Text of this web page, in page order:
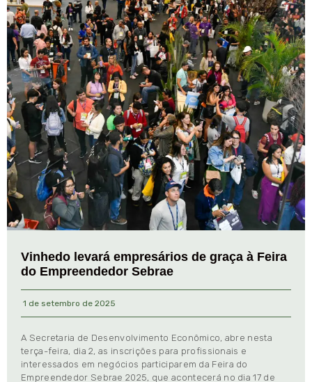
Vinhedo levará empresários de graça à Feira
do Empreendedor Sebrae
1 de setembro de 2025
A Secretaria de Desenvolvimento Econômico, abre nesta
terça-feira, dia 2, as inscrições para profissionais e
interessados em negócios participarem da Feira do
Empreendedor Sebrae 2025, que acontecerá no dia 17 de